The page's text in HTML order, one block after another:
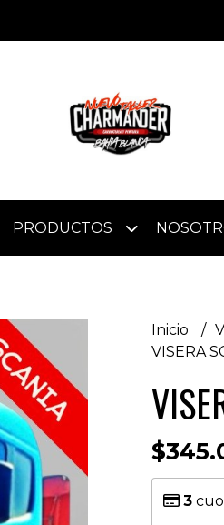
PRODUCTOS
Inicio
VISERA
3